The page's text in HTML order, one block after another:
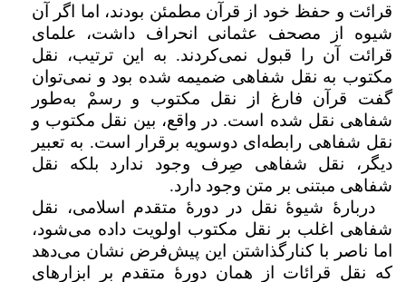
قرائت و حفظ خود از قرآن مطمئن بودند، اما اگر آن
شیوه از مصحف عثمانی انحراف داشت، علمای
قرائت آن را قبول نمی‌کردند. به این ترتیب، نقل
مکتوب به نقل شفاهی ضمیمه شده بود و نمی‌توان
گفت قرآن فارغ از نقل مکتوب و رسمْ به‌طور
شفاهی نقل شده است. در واقع، بین نقل مکتوب و
نقل شفاهی رابطه‌ای دوسویه برقرار است. به تعبیر
دیگر، نقل شفاهی صِرف وجود ندارد بلکه نقل
شفاهی مبتنی بر متن وجود دارد.
دربارۀ شیوۀ نقل در دورۀ متقدم اسلامی، نقل
شفاهی اغلب بر نقل مکتوب اولویت داده می‌‌شود،
اما ناصر با کنارگذاشتن این پیش‌فرض نشان می‌دهد
که نقل قرائات از همان دورۀ متقدم بر ابزارهای